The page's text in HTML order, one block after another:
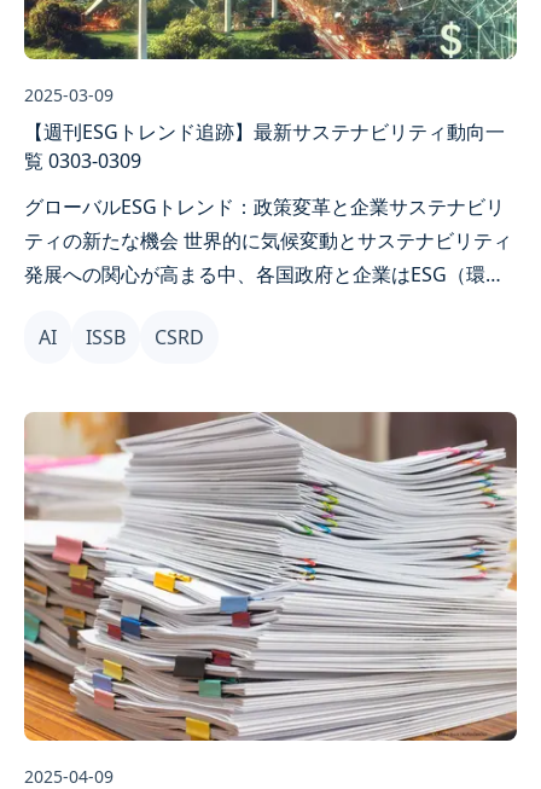
2025-03-09
【週刊ESGトレンド追跡】最新サステナビリティ動向一
覧 0303-0309
グローバルESGトレンド：政策変革と企業サステナビリ
ティの新たな機会 世界的に気候変動とサステナビリティ
発展への関心が高まる中、各国政府と企業はESG（環
ースを加速しています。最近、日本、EU、台湾などで新
ノベーション施策が相次いで発表され、ネットゼロカー
ボンと持続可能な発展を促進しています。本記事では最
新の政策動向と市場トレンドをお届けし、企業が重要な
機会を把握できるよう支援します。
AI ISSB CSRD
2025-04-09